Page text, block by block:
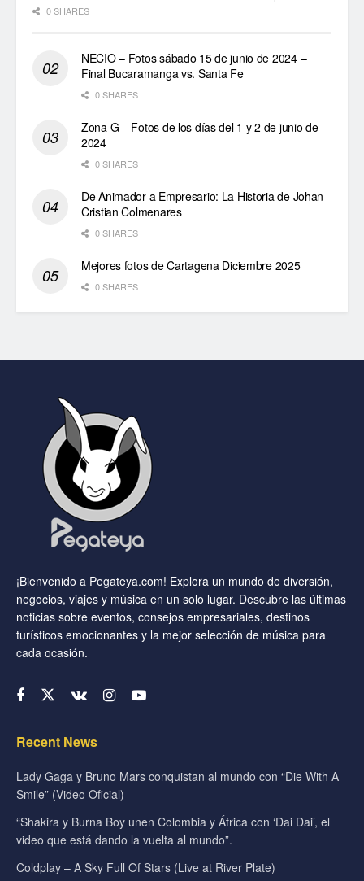
0 SHARES
NECIO – Fotos sábado 15 de junio de 2024 –
Final Bucaramanga vs. Santa Fe
0 SHARES
Zona G – Fotos de los días del 1 y 2 de junio de
2024
0 SHARES
De Animador a Empresario: La Historia de Johan
Cristian Colmenares
0 SHARES
Mejores fotos de Cartagena Diciembre 2025
0 SHARES
¡Bienvenido a Pegateya.com! Explora un mundo de diversión,
negocios, viajes y música en un solo lugar. Descubre las últimas
noticias sobre eventos, consejos empresariales, destinos
turísticos emocionantes y la mejor selección de música para
cada ocasión.
Recent News
Lady Gaga y Bruno Mars conquistan al mundo con “Die With A
Smile” (Video Oficial)
“Shakira y Burna Boy unen Colombia y África con ‘Dai Dai’, el
video que está dando la vuelta al mundo”.
Coldplay – A Sky Full Of Stars (Live at River Plate)